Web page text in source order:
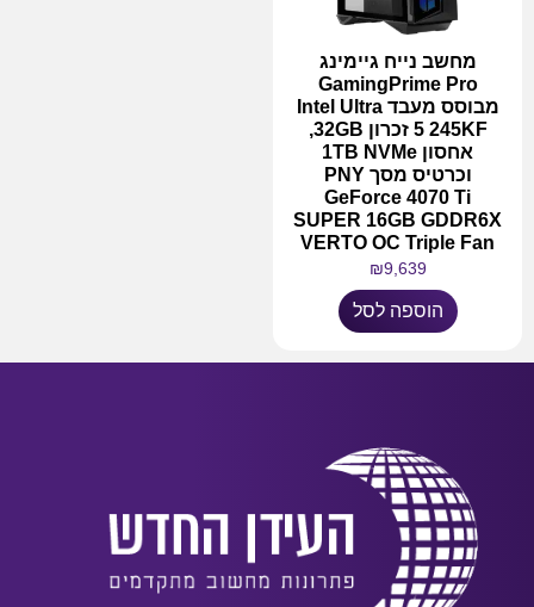
מחשב נייח גיימינג
GamingPrime Pro
מבוסס מעבד Intel Ultra
5 245KF זכרון 32GB,
אחסון 1TB NVMe
וכרטיס מסך PNY
GeForce 4070 Ti
SUPER 16GB GDDR6X
VERTO OC Triple Fan
₪9,639
הוספה לסל